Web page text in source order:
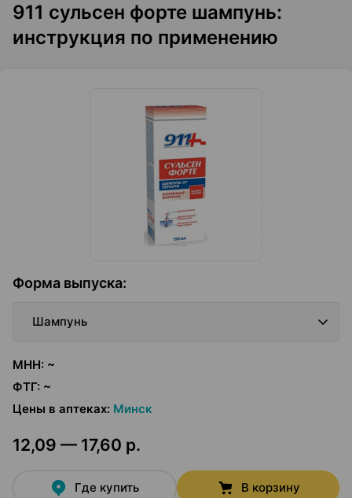
911 сульсен форте шампунь:
инструкция по применению
Форма выпуска:
Шампунь
МНН: ~
ФТГ: ~
Цены в аптеках: Минск
12,09 — 17,60 р.
Где купить В корзину